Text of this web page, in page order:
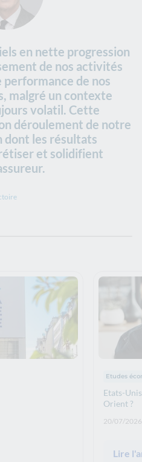
en nette progression
de nos activités
performance de nos
malgré un contexte
volatil. Cette
déroulement de notre
dont les résultats
et solidifient
Etudes
Etats-
Orient ?
Date de
20/07/2026
Lire